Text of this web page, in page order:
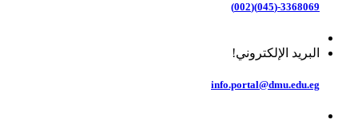
3368069-(045)(002)
البريد الإلكتروني!
info.portal@dmu.edu.eg